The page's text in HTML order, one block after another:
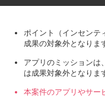
ポイント（インセンテ
成果の対象外となりま
アプリのミッションは
は成果対象外となりま
本案件のアプリやサー